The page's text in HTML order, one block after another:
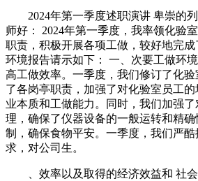
2024年第一季度述职演讲 卑崇的列
师好： 2024年第一季度，我率领化验
职责，积极开展各项工做，较好地完
环境报告请示如下： 一、次要工做环
高工做效率。一季度，我们修订了化
了各岗亭职责，加强了对化验室员工
业本质和工做能力。同时，我们加强
理，确保了仪器设备的一般运转和精
制，确保食物平安。一季度，我们严
求，对公司生。
、效率以及取得的经济效益和 社会